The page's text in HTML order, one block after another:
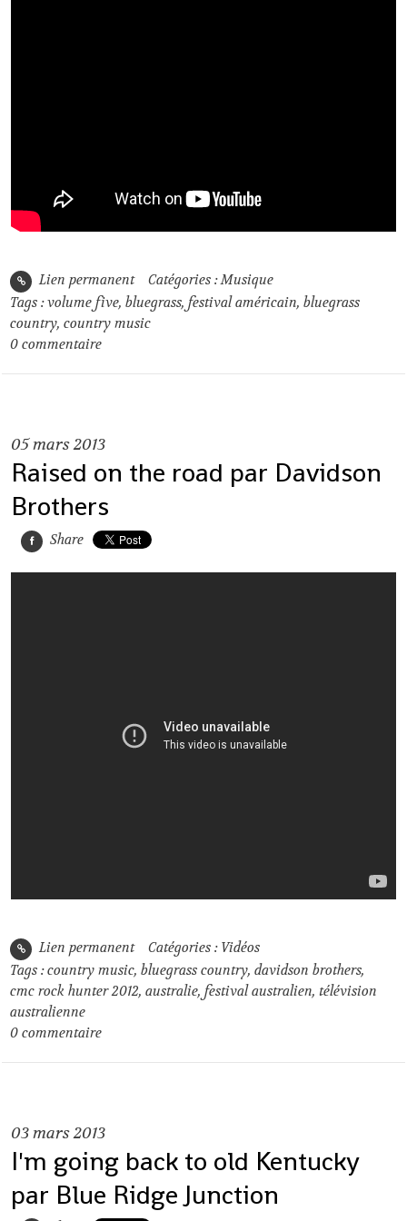
Lien permanent Catégories :Musique
Tags :volume five,bluegrass,festival américain,bluegrass
country,country music
0 commentaire
05mars 2013
Raised on the road par Davidson
Brothers
Share
Lien permanent Catégories : Vidéos
Tags :country music,bluegrass country,davidson brothers,
cmc rock hunter 2012,australie,festival australien,télévision
australienne
0 commentaire
03mars 2013
I'm going back to old Kentucky
par Blue Ridge Junction